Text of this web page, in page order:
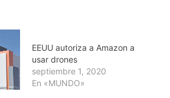
EEUU autoriza a Amazon a
usar drones
septiembre 1, 2020
En «MUNDO»